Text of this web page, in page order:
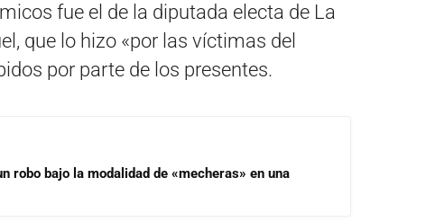
fue el de la diputada electa de La
que lo hizo «por las víctimas del
por parte de los presentes.
robo bajo la modalidad de «mecheras» en una